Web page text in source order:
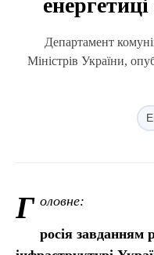
Департамент
Міністрів України,
Г оловне:
росія завданням